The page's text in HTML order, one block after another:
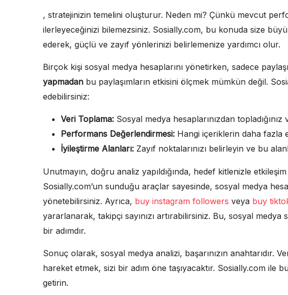
, stratejinizin temelini oluşturur. Neden mi? Çünkü mevcut
ilerleyeceğinizi bilemezsiniz. Sosially.com, bu konuda size
ederek, güçlü ve zayıf yönlerinizi belirlemenize yardımcı olur.
Birçok kişi sosyal medya hesaplarını yönetirken, sadece
yapmadan bu paylaşımların etkisini ölçmek mümkün değil.
edebilirsiniz:
Veri Toplama: Sosyal medya hesaplarınızdan
Performans Değerlendirmesi: Hangi içeriklerin daha fazla
İyileştirme Alanları: Zayıf noktalarınızı belirleyin ve bu
Unutmayın, doğru analiz yapıldığında, hedef kitlenizle
Sosially.com’un sunduğu araçlar sayesinde, sosyal medya
yönetebilirsiniz. Ayrıca, buy instagram followers veya buy
yararlanarak, takipçi sayınızı artırabilirsiniz. Bu, sosyal
bir adımdır.
Sonuç olarak, sosyal medya analizi, başarınızın anahtarıdır.
hareket etmek, sizi bir adım öne taşıyacaktır. Sosially.com ile
getirin.